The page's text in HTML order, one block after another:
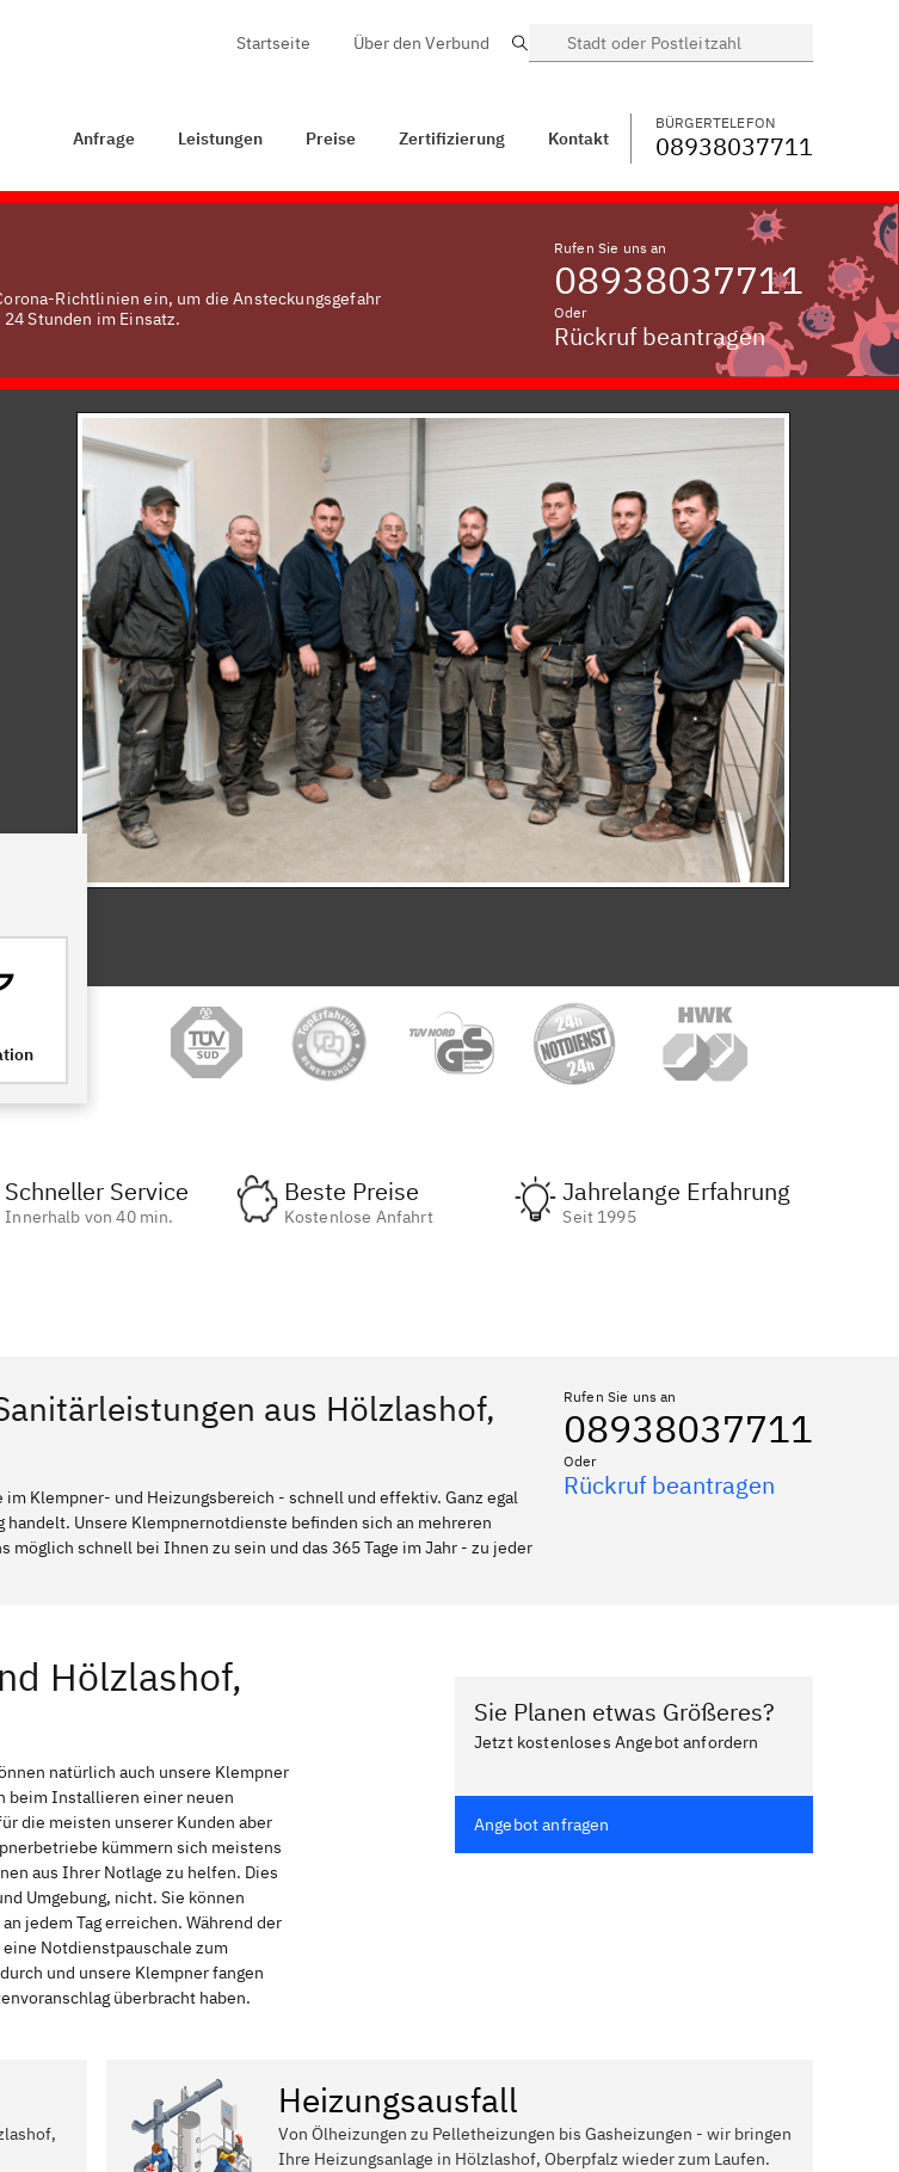
BÜRGERTELEFON WECHSELN
Startseite Über den Verbund Suche
Anfrage Leistungen Preise Zertifizierung Kontakt
BÜRGERTELEFON
08938037711
Richtlinien ein, um die Ansteckungsgefahr
Stunden im Einsatz.
Rufen Sie uns an
08938037711
Oder
Rückruf beantragen
Schneller Service
Innerhalb von 40 min.
Beste Preise
Kostenlose Anfahrt
Jahrelange Erfahrung
Seit 1995
aus Hölzlashof,
Klempner- und Heizungsbereich - schnell und effektiv. Ganz egal
Unsere Klempnernotdienste befinden sich an mehreren
schnell bei Ihnen zu sein und das 365 Tage im Jahr - zu jeder
Rufen Sie uns an
08938037711
Oder
Rückruf beantragen
Hölzlashof,
natürlich auch unsere Klempner
beim Installieren einer neuen
die meisten unserer Kunden aber
kümmern sich meistens
aus Ihrer Notlage zu helfen. Dies
Umgebung, nicht. Sie können
jedem Tag erreichen. Während der
Notdienstpauschale zum
und unsere Klempner fangen
überbracht haben.
Sie Planen etwas Größeres?
Jetzt kostenloses Angebot anfordern
Angebot anfragen
Heizungsausfall
Von Ölheizungen zu Pelletheizungen bis Gasheizungen - wir bringen
Ihre Heizungsanlage in Hölzlashof, Oberpfalz wieder zum Laufen.